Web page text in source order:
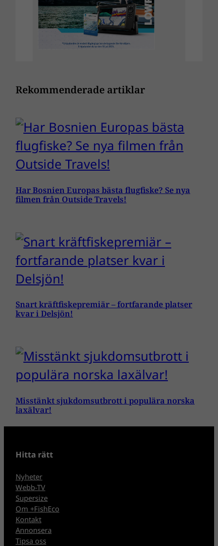
Rekommenderade artiklar
Har Bosnien Europas bästa flugfiske? Se nya
filmen från Outside Travels!
Snart kräftfiskepremiär – fortfarande platser
kvar i Delsjön!
Misstänkt sjukdomsutbrott i populära norska
laxälvar!
Hitta rätt
Nyheter
Webb-TV
Supersize
Om +FishEco
Kontakt
Annonsera
Tipsa oss